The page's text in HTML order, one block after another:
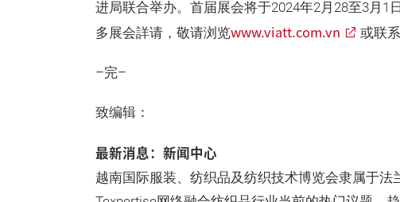
进局联合举办。首届展会将于2024年2月28至3月
多展会詳请，敬请浏览www.viatt.com.vn 或联系
–完–
致编辑：
最新消息：新闻中心
越南国际服装、纺织品及纺织技术博览会隶属于法